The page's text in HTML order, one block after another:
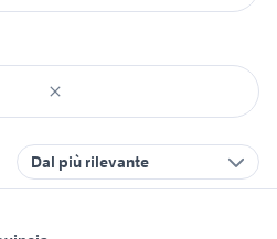
Dal più rilevante